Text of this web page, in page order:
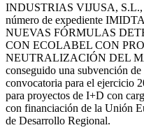
INDUSTRIAS VIJUSA, S.L.,
número de expediente
NUEVAS FÓRMULAS
CON ECOLABEL CON
NEUTRALIZACIÓN DEL
conseguido una subvención de
convocatoria para el ejercicio
para proyectos de I+D con
con financiación de la Unión
de Desarrollo Regional.